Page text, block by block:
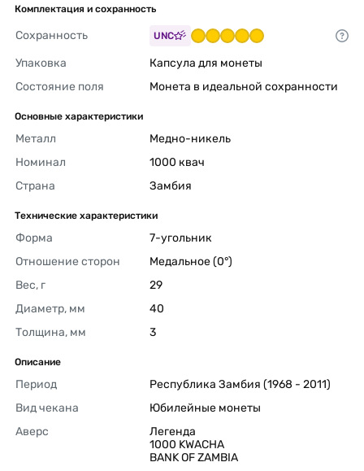
Комплектация и сохранность
Сохранность UNC
Упаковка
Капсула для монеты
Состояние поля
Монета в идеальной сохранности
Основные характеристики
Металл
Медно-никель
Номинал
1000 квач
Страна
Замбия
Технические характеристики
Форма
7-угольник
Отношение сторон
Медальное (0°)
Вес, г
29
Диаметр, мм
40
Толщина, мм
3
Описание
Период
Республика Замбия (1968 - 2011)
Вид чекана
Юбилейные монеты
Аверс
Легенда
1000 KWACHA
BANK OF ZAMBIA